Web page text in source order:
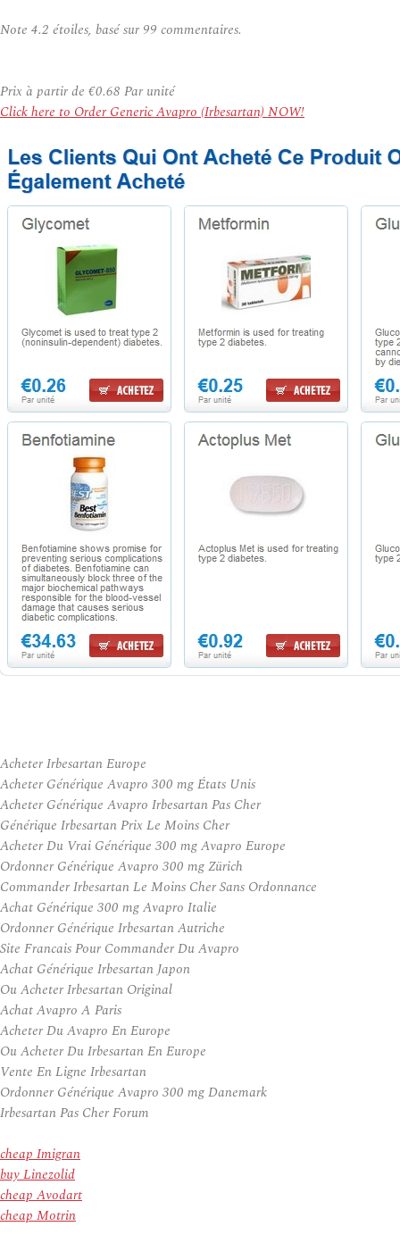
Note 4.2 étoiles, basé sur 99 commentaires.
Prix à partir de €0.68 Par unité
Click here to Order Generic Avapro (Irbesartan) NOW!
Acheter Irbesartan Europe
Acheter Générique Avapro 300 mg États Unis
Acheter Générique Avapro Irbesartan Pas Cher
Générique Irbesartan Prix Le Moins Cher
Acheter Du Vrai Générique 300 mg Avapro Europe
Ordonner Générique Avapro 300 mg Zürich
Commander Irbesartan Le Moins Cher Sans Ordonnance
Achat Générique 300 mg Avapro Italie
Ordonner Générique Irbesartan Autriche
Site Francais Pour Commander Du Avapro
Achat Générique Irbesartan Japon
Ou Acheter Irbesartan Original
Achat Avapro A Paris
Acheter Du Avapro En Europe
Ou Acheter Du Irbesartan En Europe
Vente En Ligne Irbesartan
Ordonner Générique Avapro 300 mg Danemark
Irbesartan Pas Cher Forum
cheap Imigran
buy Linezolid
cheap Avodart
cheap Motrin